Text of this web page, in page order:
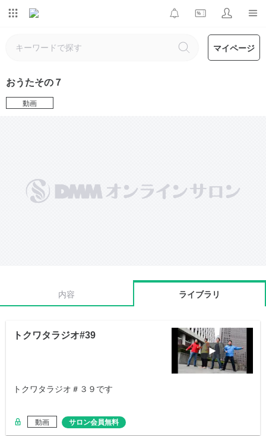
マイページ
おうたその７
動画
内容 ライブラリ
トクワタラジオ#39
トクワタラジオ＃３９です
動画 サロン会員無料